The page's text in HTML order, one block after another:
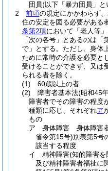
団員(以下「暴力団員」と
2
前項の規定にかかわらず
住の安定を図る必要がある
条第2項において「老人等
「次の各号」とあるのは
で」とする。 ただし、身体
ために常時の介護を必要と
受けることができず、又は
られる者を除く。
(1)
60歳以上の者
(2)
障害者基本法(昭和45
障害者でその障害の程度
種類に応じ、それぞれア
もの
ア
身体障害 身体障害
省令第15号)別表第5号
該当する程度
イ
精神障害(知的障害を
及び精神障害者福祉に